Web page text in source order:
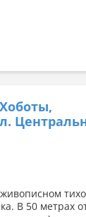
В 50 метрах